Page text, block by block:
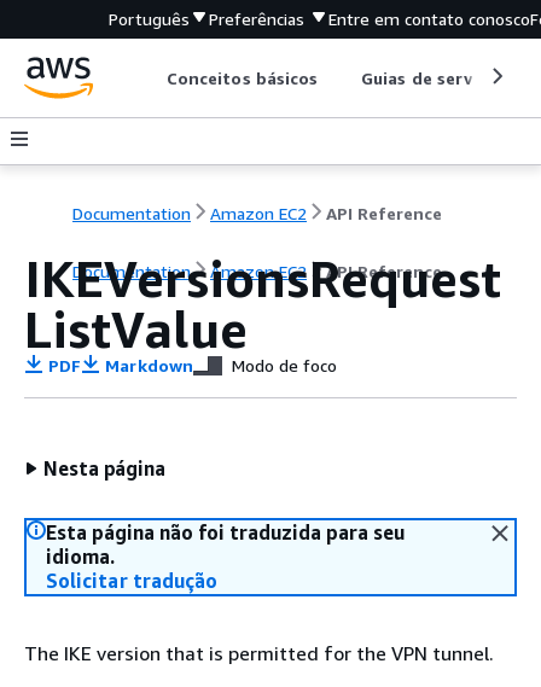
Português Preferências Entre em contato conosco
Conceitos básicos Guias de serviço
Documentation Amazon EC2 API Reference
Documentation Amazon EC2 API Reference
IKEVersionsRequest
ListValue
PDF Markdown Modo de foco
Nesta página
Esta página não foi traduzida para seu
idioma.
Solicitar tradução
The IKE version that is permitted for the VPN tunnel.